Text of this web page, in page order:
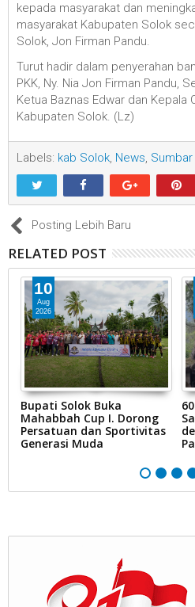
kepada masyarakat dan
masyarakat Kabupaten Solok
Solok, Jon Firman Pandu.
Turut hadir dalam penyerahan
PKK, Ny. Nia Jon Firman Pandu,
Ketua Baznas Edwar dan Kepala
Kabupaten Solok. (Lz)
Labels: kab Solok, News, Sumbar
Posting Lebih Baru
RELATED POST
10
Aug
2026
Bupati Solok Buka
Mahabbah Cup I. Dorong
Persatuan dan Sportivitas
Generasi Muda